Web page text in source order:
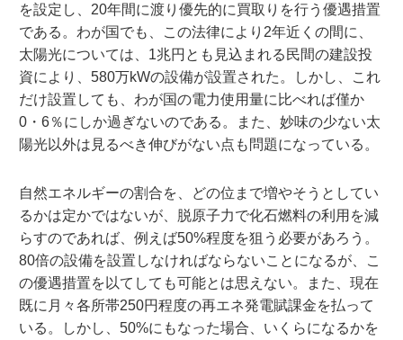
を設定し、20年間に渡り優先的に買取りを行う優遇措置
である。わが国でも、この法律により2年近くの間に、
太陽光については、1兆円とも見込まれる民間の建設投
資により、580万kWの設備が設置された。しかし、これ
だけ設置しても、わが国の電力使用量に比べれば僅か
0・6％にしか過ぎないのである。また、妙味の少ない太
陽光以外は見るべき伸びがない点も問題になっている。
自然エネルギーの割合を、どの位まで増やそうとしてい
るかは定かではないが、脱原子力で化石燃料の利用を減
らすのであれば、例えば50%程度を狙う必要があろう。
80倍の設備を設置しなければならないことになるが、こ
の優遇措置を以てしても可能とは思えない。また、現在
既に月々各所帯250円程度の再エネ発電賦課金を払って
いる。しかし、50%にもなった場合、いくらになるかを